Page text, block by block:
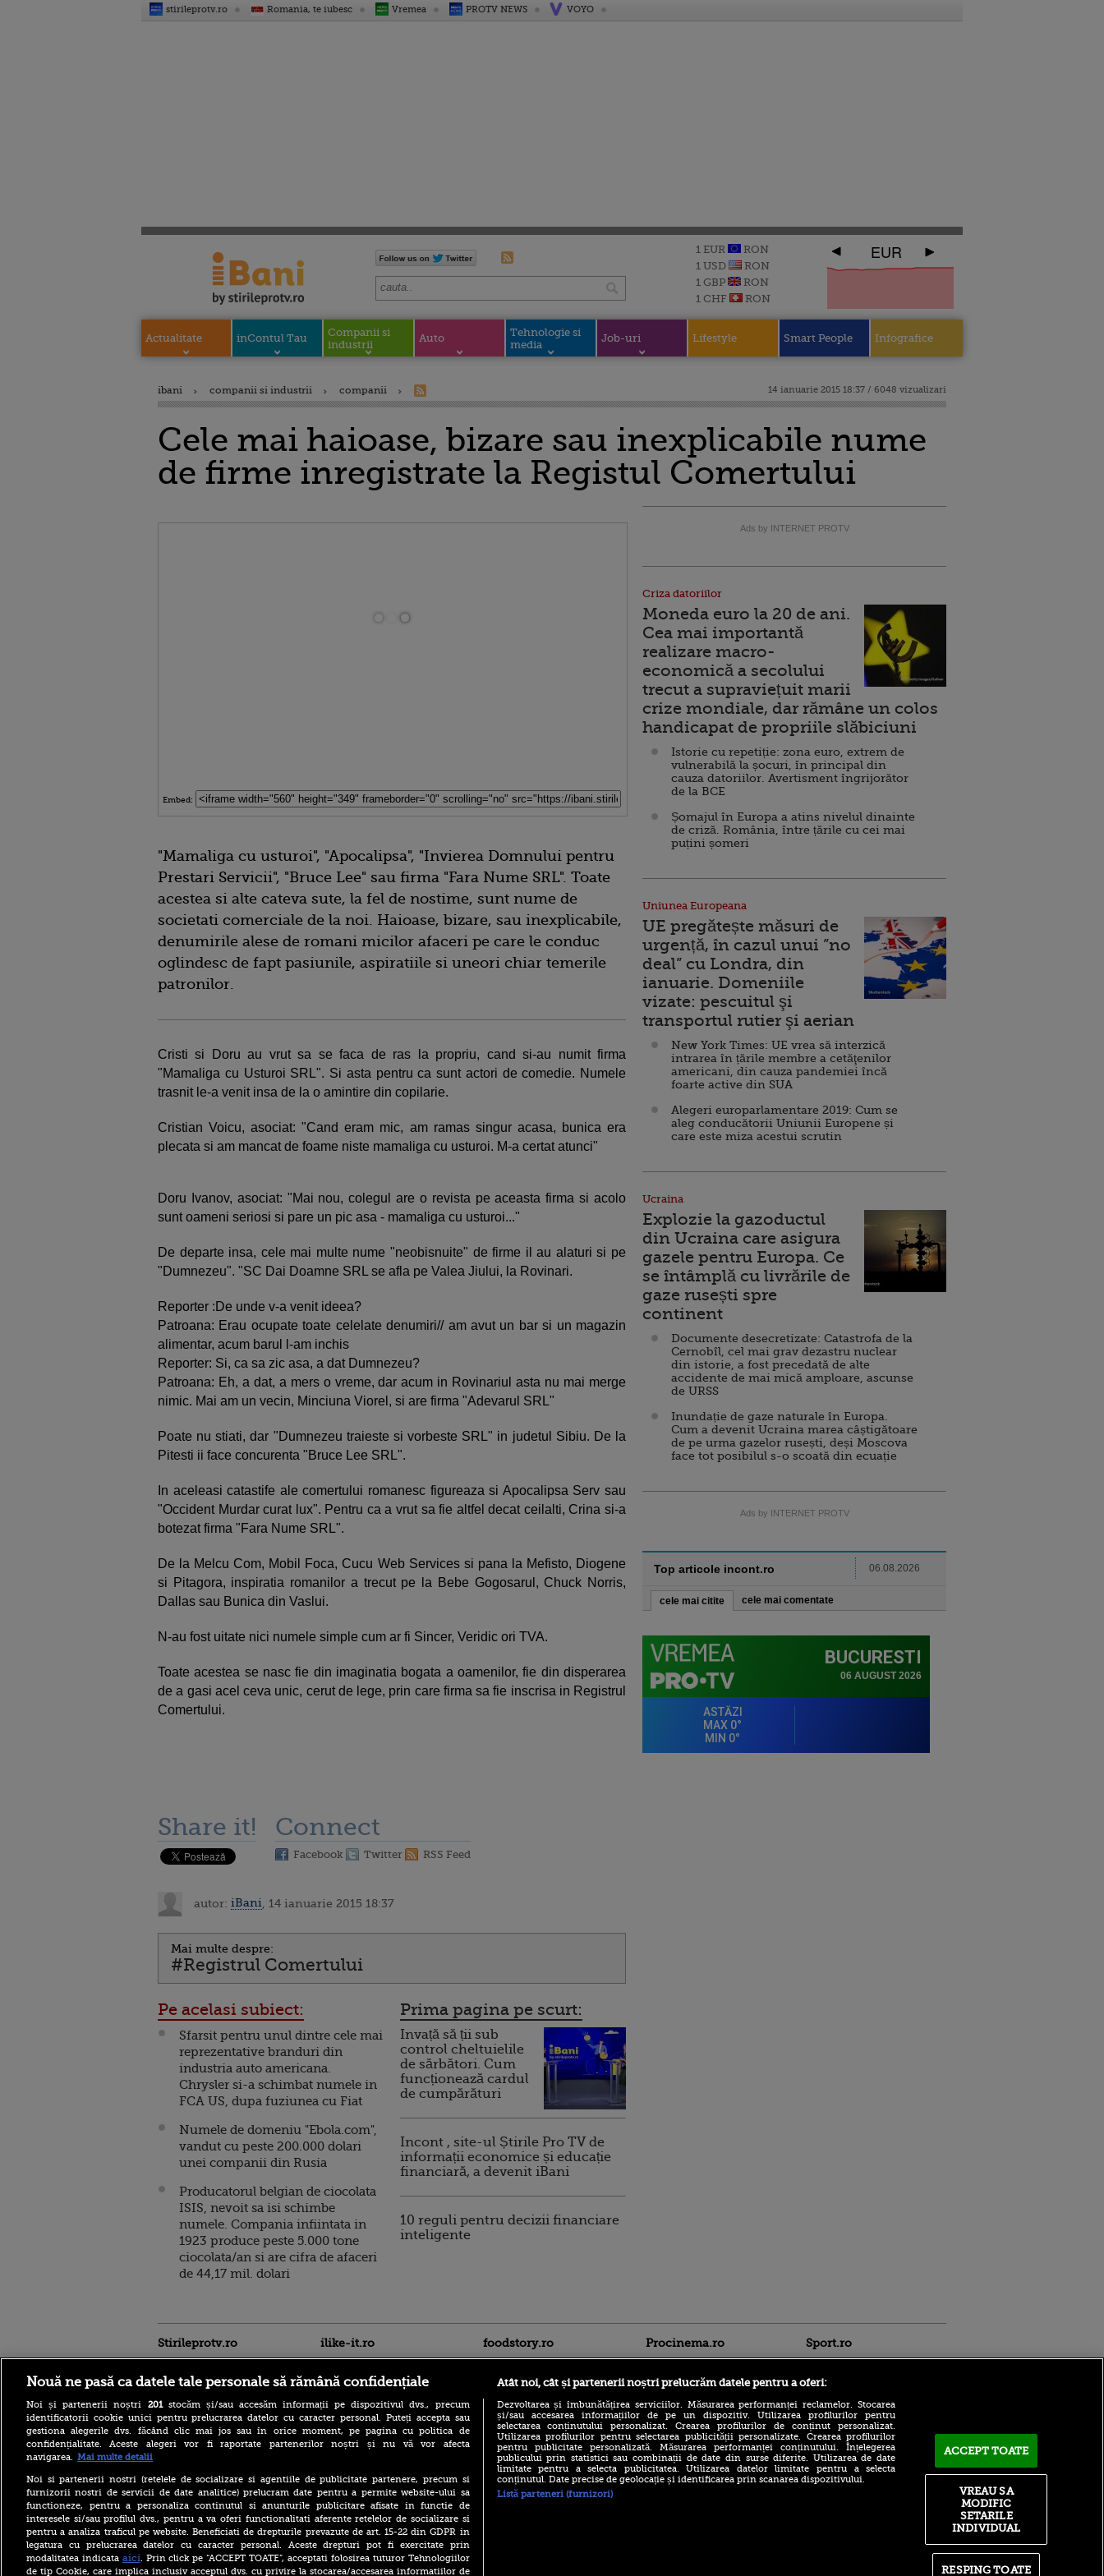
stirileprotv.ro Romania, te iubesc Vremea PROTV NEWS VOYO
1 EUR
RON
1 USD
RON
1 GBP
RON
1 CHF
RON
EUR
Actualitate inContul Tau
Companii si
industrii
Auto
Tehnologie si
media
Job-uri Lifestyle Smart People Infografice
ibani companii si industrii companii 14 ianuarie 2015 18:37 / 6048 vizualizari
Cele mai haioase, bizare sau inexplicabile nume
de firme inregistrate la Registul Comertului
Embed:
"Mamaliga cu usturoi", "Apocalipsa", "Invierea Domnului pentru
Prestari Servicii", "Bruce Lee" sau firma "Fara Nume SRL". Toate
acestea si alte cateva sute, la fel de nostime, sunt nume de
societati comerciale de la noi. Haioase, bizare, sau inexplicabile,
denumirile alese de romani micilor afaceri pe care le conduc
oglindesc de fapt pasiunile, aspiratiile si uneori chiar temerile
patronilor.
Cristi si Doru au vrut sa se faca de ras la propriu, cand si-au numit firma
"Mamaliga cu Usturoi SRL". Si asta pentru ca sunt actori de comedie. Numele
trasnit le-a venit insa de la o amintire din copilarie.
Cristian Voicu, asociat: "Cand eram mic, am ramas singur acasa, bunica era
plecata si am mancat de foame niste mamaliga cu usturoi. M-a certat atunci"
Doru Ivanov, asociat: "Mai nou, colegul are o revista pe aceasta firma si acolo
sunt oameni seriosi si pare un pic asa - mamaliga cu usturoi..."
De departe insa, cele mai multe nume "neobisnuite" de firme il au alaturi si pe
"Dumnezeu". "SC Dai Doamne SRL se afla pe Valea Jiului, la Rovinari.
Reporter :De unde v-a venit ideea?
Patroana: Erau ocupate toate celelate denumiri// am avut un bar si un magazin
alimentar, acum barul l-am inchis
Reporter: Si, ca sa zic asa, a dat Dumnezeu?
Patroana: Eh, a dat, a mers o vreme, dar acum in Rovinariul asta nu mai merge
nimic. Mai am un vecin, Minciuna Viorel, si are firma "Adevarul SRL"
Poate nu stiati, dar "Dumnezeu traieste si vorbeste SRL" in judetul Sibiu. De la
Pitesti ii face concurenta "Bruce Lee SRL".
In aceleasi catastife ale comertului romanesc figureaza si Apocalipsa Serv sau
"Occident Murdar curat lux". Pentru ca a vrut sa fie altfel decat ceilalti, Crina si-a
botezat firma "Fara Nume SRL".
De la Melcu Com, Mobil Foca, Cucu Web Services si pana la Mefisto, Diogene
si Pitagora, inspiratia romanilor a trecut pe la Bebe Gogosarul, Chuck Norris,
Dallas sau Bunica din Vaslui.
N-au fost uitate nici numele simple cum ar fi Sincer, Veridic ori TVA.
Toate acestea se nasc fie din imaginatia bogata a oamenilor, fie din disperarea
de a gasi acel ceva unic, cerut de lege, prin care firma sa fie inscrisa in Registrul
Comertului.
Share it! Connect
Facebook Twitter RSS Feed
autor: iBani , 14 ianuarie 2015 18:37
Mai multe despre:
#Registrul Comertului
Pe acelasi subiect:
Sfarsit pentru unul dintre cele mai
reprezentative branduri din
industria auto americana.
Chrysler si-a schimbat numele in
FCA US, dupa fuziunea cu Fiat
Numele de domeniu "Ebola.com",
vandut cu peste 200.000 dolari
unei companii din Rusia
Producatorul belgian de ciocolata
ISIS, nevoit sa isi schimbe
numele. Compania infiintata in
1923 produce peste 5.000 tone
ciocolata/an si are cifra de afaceri
de 44,17 mil. dolari
Prima pagina pe scurt:
Invață să ții sub
control cheltuielile
de sărbători. Cum
funcționează cardul
de cumpărături
Incont , site-ul Știrile Pro TV de
informații economice și educație
financiară, a devenit iBani
10 reguli pentru decizii financiare
inteligente
Ads by INTERNET PROTV
Criza datoriilor
Moneda euro la 20 de ani.
Cea mai importantă
realizare macro-
economică a secolului
trecut a supraviețuit marii
crize mondiale, dar rămâne un colos
handicapat de propriile slăbiciuni
Istorie cu repetiție: zona euro, extrem de
vulnerabilă la șocuri, în principal din
cauza datoriilor. Avertisment îngrijorător
de la BCE
Șomajul în Europa a atins nivelul dinainte
de criză. România, între țările cu cei mai
puțini șomeri
Uniunea Europeana
UE pregătește măsuri de
urgență, în cazul unui ”no
deal” cu Londra, din
ianuarie. Domeniile
vizate: pescuitul şi
transportul rutier şi aerian
New York Times: UE vrea să interzică
intrarea în țările membre a cetăţenilor
americani, din cauza pandemiei încă
foarte active din SUA
Alegeri europarlamentare 2019: Cum se
aleg conducătorii Uniunii Europene și
care este miza acestui scrutin
Ucraina
Explozie la gazoductul
din Ucraina care asigura
gazele pentru Europa. Ce
se întâmplă cu livrările de
gaze rusești spre
continent
Documente desecretizate: Catastrofa de la
Cernobîl, cel mai grav dezastru nuclear
din istorie, a fost precedată de alte
accidente de mai mică amploare, ascunse
de URSS
Inundație de gaze naturale în Europa.
Cum a devenit Ucraina marea câștigătoare
de pe urma gazelor rusești, deși Moscova
face tot posibilul s-o scoată din ecuație
Ads by INTERNET PROTV
Top articole incont.ro 06.08.2026
cele mai citite cele mai comentate
Stirileprotv.ro
”colegii neomarxiști” din
USR: ”Oamenii sunt înaintea
păsărelelor!”
Cod galben de inundaţii pe
râuri din zece bazine
hidrografice, până vineri
dimineaţa. Avertismentul
hidrologilor
ilike-it.ro foodstory.ro
(P) Descoperă Lumea
Evenimentelor din România
cu Transilvania Events!
Procinema.ro
Emoții intense pentru
Sebastian Stan! Iubita lui,
Sport.ro
Mai aproape ca oricând: ce
șanse are Sorana Cîrstea de
a reuși calificarea la
Turneul Campioanelor
Răzvan Pleșca așa cum nu l-
Nouă ne pasă ca datele tale personale să rămână confidențiale
Noi și partenerii noștri 201stocăm și/sau accesăm informații pe dispozitivul dvs., precum
identificatorii cookie unici pentru prelucrarea datelor cu caracter personal. Puteți accepta sau
gestiona alegerile dvs. făcând clic mai jos sau în orice moment, pe pagina cu politica de
confidențialitate. Aceste alegeri vor fi raportate partenerilor noștri și nu vă vor afecta
navigarea. Mai multe detalii
Noi si partenerii nostri (retelele de socializare si agentiile de publicitate partenere, precum si
furnizorii nostri de servicii de date analitice) prelucram date pentru a permite website-ului sa
functioneze, pentru a personaliza continutul si anunturile publicitare afisate in functie de
interesele si/sau profilul dvs., pentru a va oferi functionalitati aferente retelelor de socializare si
pentru a analiza traficul pe website. Beneficiati de drepturile prevazute de art. 15-22 din GDPR in
legatura cu prelucrarea datelor cu caracter personal. Aceste drepturi pot fi exercitate prin
modalitatea indicata aici. Prin click pe “ACCEPT TOATE”, acceptati folosirea tuturor Tehnologiilor
de tip Cookie, care implica inclusiv acceptul dvs. cu privire la stocarea/accesarea informatiilor de
Atât noi, cât și partenerii noștri prelucrăm datele pentru a oferi:
Dezvoltarea și îmbunătățirea serviciilor. Măsurarea performanței reclamelor. Stocarea
și/sau accesarea informațiilor de pe un dispozitiv. Utilizarea profilurilor pentru
selectarea conținutului personalizat. Crearea profilurilor de conținut personalizat.
Utilizarea profilurilor pentru selectarea publicității personalizate. Crearea profilurilor
pentru publicitate personalizată. Măsurarea performanței conținutului. Înțelegerea
publicului prin statistici sau combinații de date din surse diferite. Utilizarea de date
limitate pentru a selecta publicitatea. Utilizarea datelor limitate pentru a selecta
conținutul. Date precise de geolocație și identificarea prin scanarea dispozitivului.
Listă parteneri (furnizori)
ACCEPT TOATE
RESPING TOATE
VREAU SA
MODIFIC
SETARILE
INDIVIDUAL